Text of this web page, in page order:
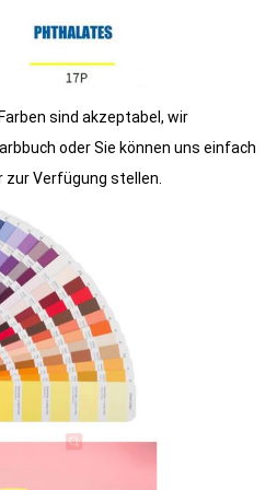
sind akzeptabel, wir
oder Sie können uns einfach
zur Verfügung stellen.